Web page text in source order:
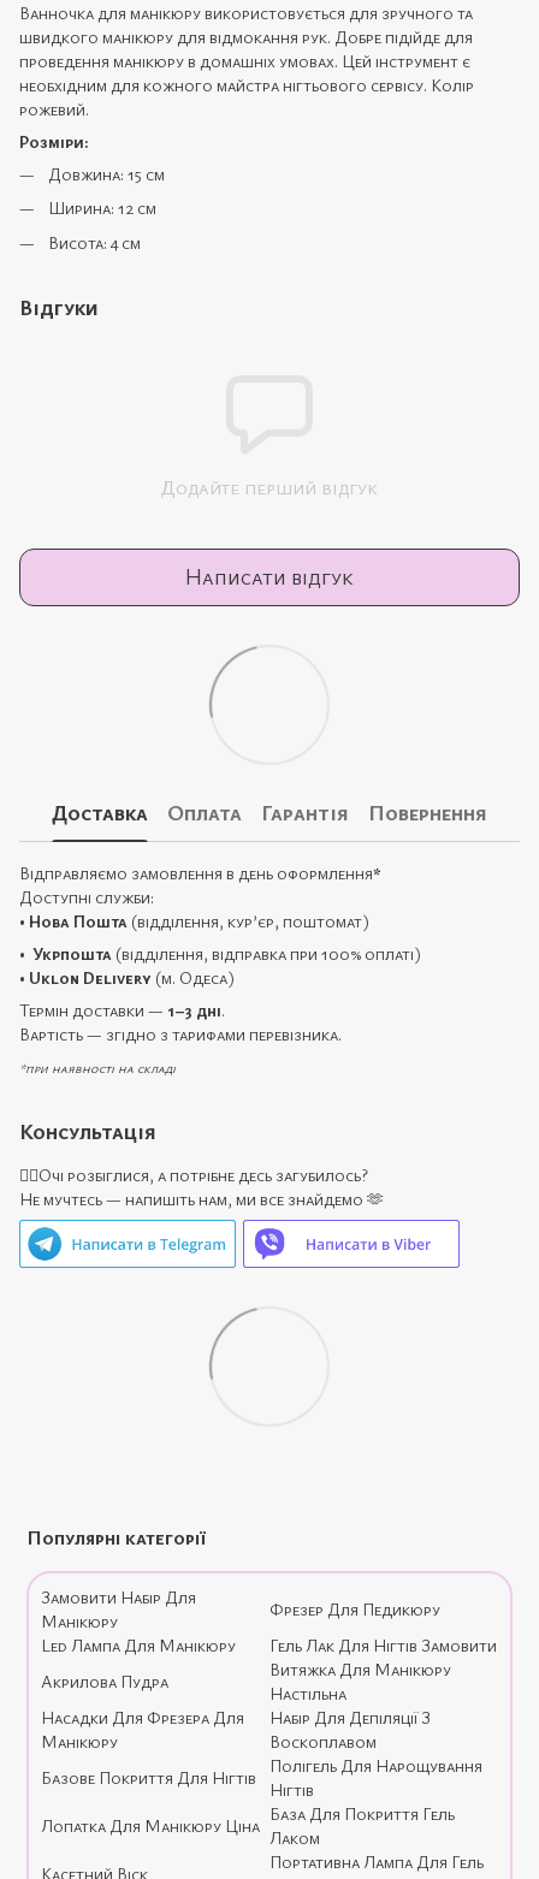
Ванночка для манікюру використовується для зручного та
швидкого манікюру для відмокання рук. Добре підійде для
проведення манікюру в домашніх умовах. Цей інструмент є
необхідним для кожного майстра нігтьового сервісу. Колір
рожевий.
Розміри:
Довжина: 15 см
Ширина: 12 см
Висота: 4 см
Відгуки
Додайте перший відгук
Написати відгук
Доставка Оплата Гарантія Повернення
Відправляємо замовлення в день оформлення*
Доступні служби:
• Нова Пошта (відділення, кур’єр, поштомат)
• Укрпошта (відділення, відправка при 100% оплаті)
• Uklon Delivery (м. Одеса)
Термін доставки — 1–3 дні.
Вартість — згідно з тарифами перевізника.
*при наявності на складі
Консультація
🙋‍♀️Очі розбіглися, а потрібне десь загубилось?
Не мучтесь — напишіть нам, ми все знайдемо 🫶
Популярні категорії
Замовити Набір Для
Манікюру
Фрезер Для Педикюру
Led Лампа Для Манікюру
Гель Лак Для Нігтів Замовити
Акрилова Пудра
Витяжка Для Манікюру
Настільна
Насадки Для Фрезера Для
Манікюру
Набір Для Депіляції З
Воскоплавом
Базове Покриття Для Нігтів
Полігель Для Нарощування
Нігтів
Лопатка Для Манікюру Ціна
База Для Покриття Гель
Лаком
Касетний Віск
Портативна Лампа Для Гель